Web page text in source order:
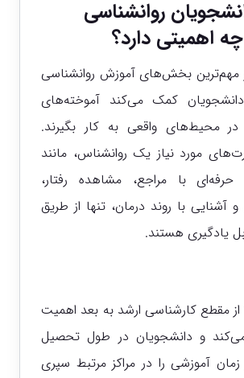
روانشناسی
اهمیتی دارد؟
مهم‌ترین بخش‌های آموزش روانشناسی
کمک می‌کند آموخته‌های
محیط‌های واقعی به کار بگیرند.
مورد نیاز یک روانشناس، مانند
حرفه‌ای با مراجع، مشاهده رفتار،
آشنایی با روند درمان، تنها از طریق
یادگیری هستند.
از مقطع کارشناسی ارشد به بعد اهمیت
و دانشجویان در طول تحصیل
آموزشی را در مراکز مرتبط سپری